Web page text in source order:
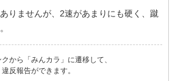
りませんが、2速があまりにも硬く、蹴
から「みんカラ」に遷移して、
違反報告ができます。